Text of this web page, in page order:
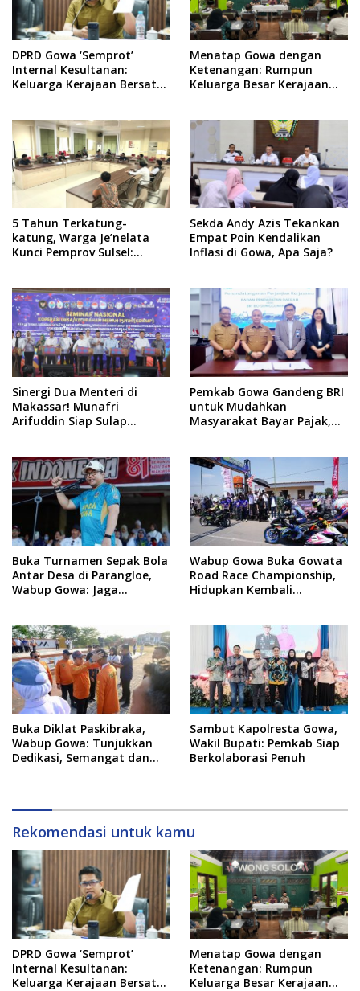
DPRD Gowa ‘Semprot’
Internal Kesultanan:
Keluarga Kerajaan Bersatu
Menatap Gowa dengan
Ketenangan: Rumpun
Keluarga Besar Kerajaan
Jalur Musyawarah,
Ingatkan Soal Adat dan
Adab
5 Tahun Terkatung-
katung, Warga Je’nelata
Kunci Pemprov Sulsel:
Sekda Andy Azis Tekankan
Empat Poin Kendalikan
Inflasi di Gowa, Apa Saja?
Sinergi Dua Menteri di
Makassar! Munafri
Arifuddin Siap Sulap
Baru
Pemkab Gowa Gandeng BRI
untuk Mudahkan
Masyarakat Bayar Pajak,
Buka Turnamen Sepak Bola
Antar Desa di Parangloe,
Wabup Gowa: Jaga
Wabup Gowa Buka Gowata
Road Race Championship,
Hidupkan Kembali
Buka Diklat Paskibraka,
Wabup Gowa: Tunjukkan
Dedikasi, Semangat dan
Sambut Kapolresta Gowa,
Wakil Bupati: Pemkab Siap
Berkolaborasi Penuh
Rekomendasi untuk kamu
DPRD Gowa ‘Semprot’
Internal Kesultanan:
Keluarga Kerajaan Bersatu
Menatap Gowa dengan
Ketenangan: Rumpun
Keluarga Besar Kerajaan